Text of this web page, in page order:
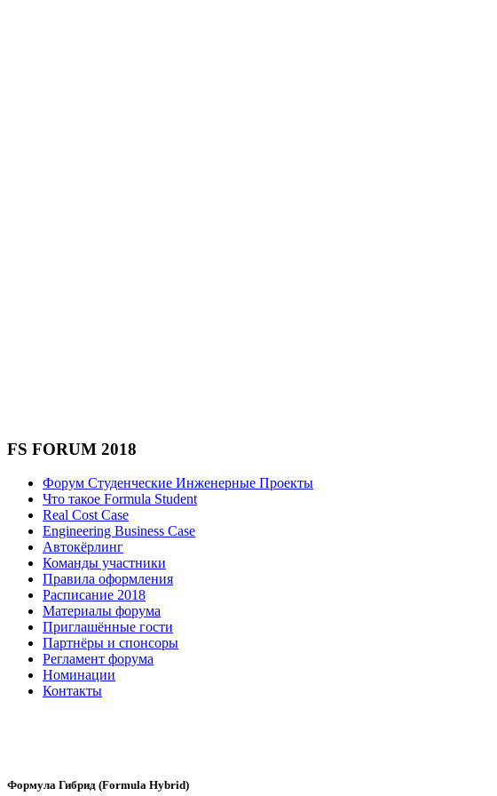
FS FORUM 2018
Форум Студенческие Инженерные Проекты
Что такое Formula Student
Real Cost Case
Engineering Business Case
Автокёрлинг
Команды участники
Правила оформления
Расписание 2018
Материалы форума
Приглашённые гости
Партнёры и спонсоры
Регламент форума
Номинации
Контакты
Формула Гибрид (Formula Hybrid)